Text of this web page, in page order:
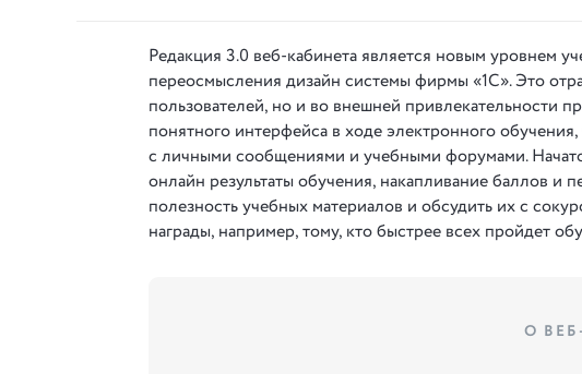
Редакция 3.0 веб-кабинета является новым уровнем
переосмысления дизайн системы фирмы «1С». Это
пользователей, но и во внешней привлекательности
понятного интерфейса в ходе электронного
с личными сообщениями и учебными форумами.
онлайн результаты обучения, накапливание баллов
полезность учебных материалов и обсудить их с
награды, например, тому, кто быстрее всех пройдет
О